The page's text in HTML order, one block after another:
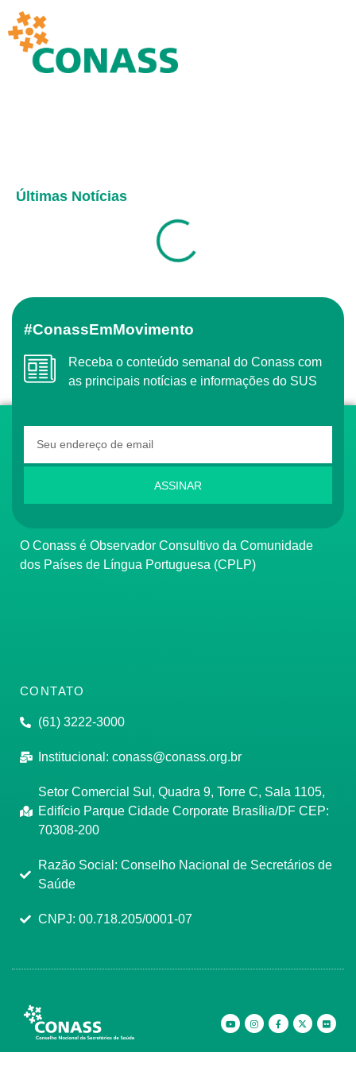
Últimas Notícias
#ConassEmMovimento
Receba o conteúdo semanal do Conass com
as principais notícias e informações do SUS
ASSINAR
O Conass é Observador Consultivo da Comunidade
dos Países de Língua Portuguesa (CPLP)
CONTATO
(61) 3222-3000
Institucional: conass@conass.org.br
Setor Comercial Sul, Quadra 9, Torre C, Sala 1105,
Edifício Parque Cidade Corporate Brasília/DF CEP:
70308-200
Razão Social: Conselho Nacional de Secretários de
Saúde
CNPJ: 00.718.205/0001-07